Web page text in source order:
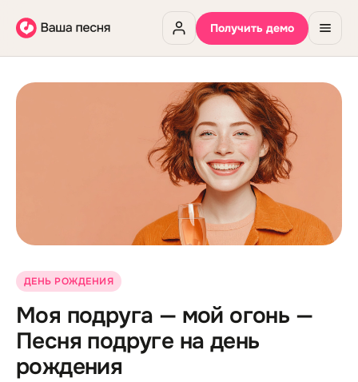
Получить демо
ДЕНЬ РОЖДЕНИЯ
Моя подруга — мой огонь —
Песня подруге на день
рождения